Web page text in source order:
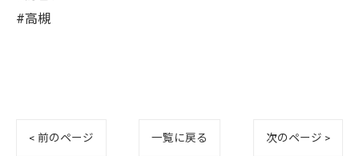
#高槻
< 前のページ 一覧に戻る 次のページ >